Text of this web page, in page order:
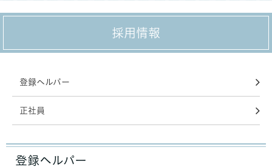
採用情報
登録ヘルパー
正社員
登録ヘルパー